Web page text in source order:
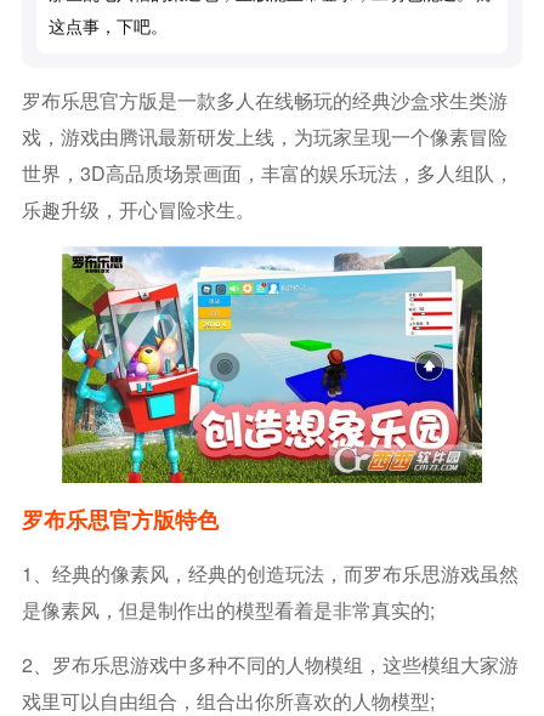
这点事，下吧。
罗布乐思官方版是一款多人在线畅玩的经典沙盒求生类游
戏，游戏由腾讯最新研发上线，为玩家呈现一个像素冒险
世界，3D高品质场景画面，丰富的娱乐玩法，多人组队，
乐趣升级，开心冒险求生。
罗布乐思官方版特色
1、经典的像素风，经典的创造玩法，而罗布乐思游戏虽然
是像素风，但是制作出的模型看着是非常真实的;
2、罗布乐思游戏中多种不同的人物模组，这些模组大家游
戏里可以自由组合，组合出你所喜欢的人物模型;